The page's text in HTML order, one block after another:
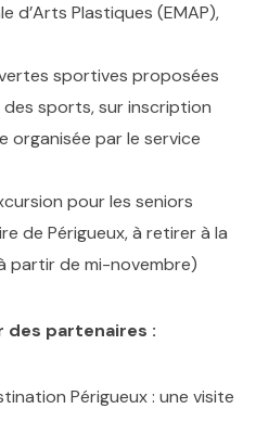
d’Arts Plastiques (EMAP),
sportives proposées
des sports, sur inscription
organisée par le service
pour les seniors
de Périgueux, à retirer à la
partir de mi-novembre)
des partenaires :
Périgueux : une visite